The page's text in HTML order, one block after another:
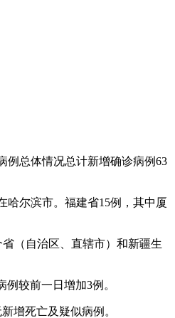
例总体情况总计新增确诊病例63
哈尔滨市。福建省15例，其中厦
（自治区、直辖市）和新疆生
较前一日增加3例。
增死亡及疑似病例。